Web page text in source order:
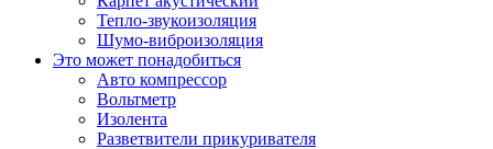
Тепло-звукоизоляция
Шумо-виброизоляция
Это может понадобиться
Авто компрессор
Вольтметр
Изолента
Разветвители прикуривателя